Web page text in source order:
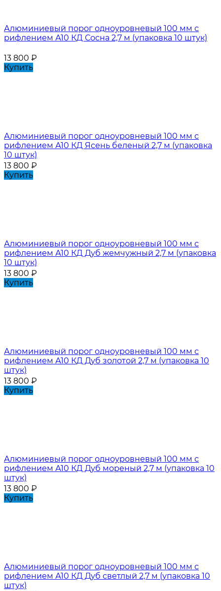
Алюминиевый порог одноуровневый 100 мм с
рифлением А10 КД Сосна 2,7 м (упаковка 10 штук)
13 800 ₽
Купить
Алюминиевый порог одноуровневый 100 мм с
рифлением А10 КД Ясень беленый 2,7 м (упаковка
10 штук)
13 800 ₽
Купить
Алюминиевый порог одноуровневый 100 мм с
рифлением А10 КД Дуб жемчужный 2,7 м (упаковка
10 штук)
13 800 ₽
Купить
Алюминиевый порог одноуровневый 100 мм с
рифлением А10 КД Дуб золотой 2,7 м (упаковка 10
штук)
13 800 ₽
Купить
Алюминиевый порог одноуровневый 100 мм с
рифлением А10 КД Дуб мореный 2,7 м (упаковка 10
штук)
13 800 ₽
Купить
Алюминиевый порог одноуровневый 100 мм с
рифлением А10 КД Дуб светлый 2,7 м (упаковка 10
штук)